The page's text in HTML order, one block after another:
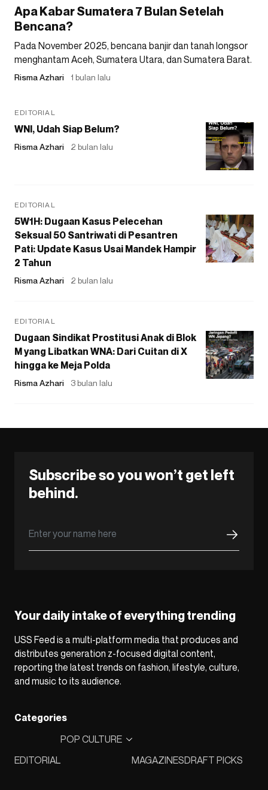
Apa Kabar Sumatera 7 Bulan Setelah
Bencana?
Pada November 2025, bencana banjir dan tanah longsor
menghantam Aceh, Sumatera Utara, dan Sumatera Barat.
Risma Azhari 1 bulan lalu
EDITORIAL
WNI, Udah Siap Belum?
Risma Azhari 2 bulan lalu
EDITORIAL
5W1H: Dugaan Kasus Pelecehan
Seksual 50 Santriwati di Pesantren
Pati: Update Kasus Usai Mandek Hampir
2 Tahun
Risma Azhari 2 bulan lalu
EDITORIAL
Dugaan Sindikat Prostitusi Anak di Blok
M yang Libatkan WNA: Dari Cuitan di X
hingga ke Meja Polda
Risma Azhari 3 bulan lalu
Subscribe so you won’t get left
behind.
Your daily intake of everything trending
USS Feed is a multi-platform media that produces and
distributes generation z-focused digital content,
reporting the latest trends on fashion, lifestyle, culture,
and music to its audience.
Categories
EDITORIAL
POP CULTURE
MAGAZINESDRAFT PICKS